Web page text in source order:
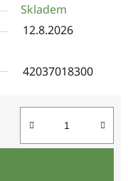
Skladem
12.8.2026
42037018300